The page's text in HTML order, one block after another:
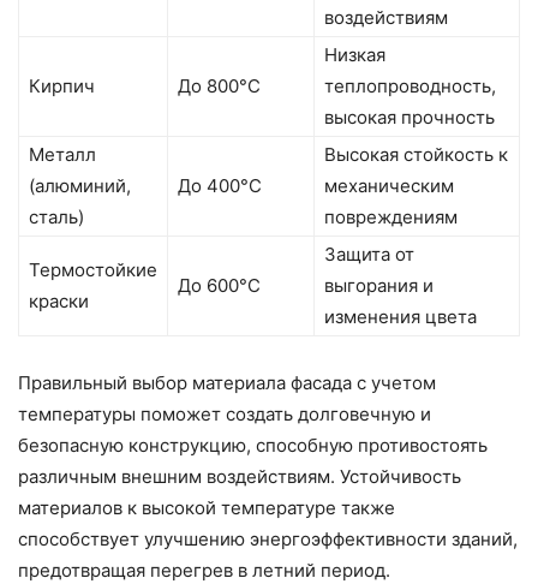
воздействиям
Кирпич До 800°C
Низкая
теплопроводность,
высокая прочность
Металл
(алюминий,
сталь)
До 400°C
Высокая стойкость к
механическим
повреждениям
Термостойкие
краски
До 600°C
Защита от
выгорания и
изменения цвета
Правильный выбор материала фасада с учетом
температуры поможет создать долговечную и
безопасную конструкцию, способную противостоять
различным внешним воздействиям. Устойчивость
материалов к высокой температуре также
способствует улучшению энергоэффективности зданий,
предотвращая перегрев в летний период.